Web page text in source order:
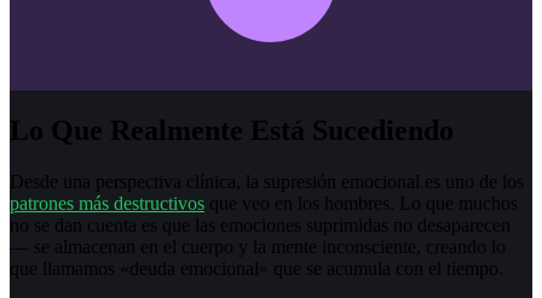
Lo Que Realmente Está Sucediendo
Desde una perspectiva clínica, la supresión emocional es uno de los
patrones más destructivos que veo en los hombres. Lo que muchos
no se dan cuenta es que las emociones suprimidas no desaparecen
— se almacenan en el cuerpo y la mente inconsciente, creando lo
que llamamos «deuda emocional» que se acumula con el tiempo.